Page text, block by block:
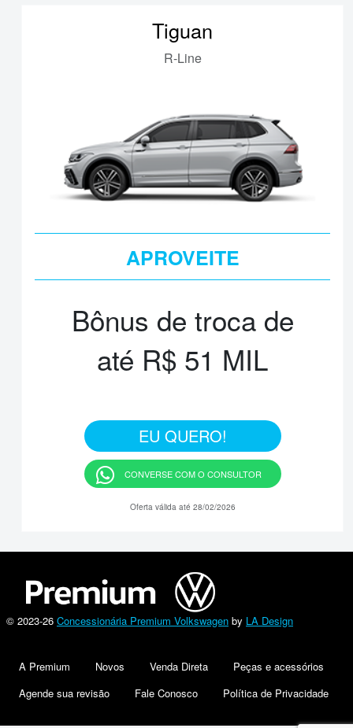
Tiguan
R-Line
APROVEITE
TAXA 0%
Bônus de troca de
até R$ 51 MIL
EU QUERO!
CONVERSE COM O CONSULTOR
Oferta válida até 28/02/2026
© 2023-26 Concessionária Premium Volkswagen by LA Design
A Premium Novos Venda Direta
Peças e acessórios
Agende sua revisão
Fale Conosco Política de Privacidade